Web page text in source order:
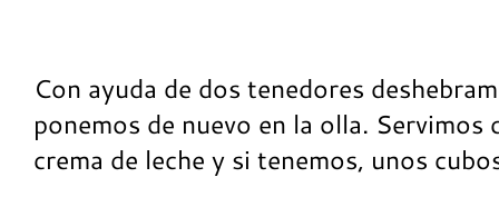
Con ayuda de dos tenedores
ponemos de nuevo en la olla. Servimos
crema de leche y si tenemos, unos